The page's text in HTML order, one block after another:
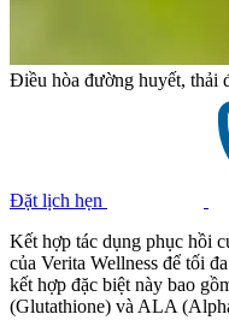
Điều hòa đường huyết, thải
Đặt lịch hẹn
Kết hợp tác dụng phục hồi
của Verita Wellness để tối
kết hợp đặc biệt này bao
(Glutathione) và ALA